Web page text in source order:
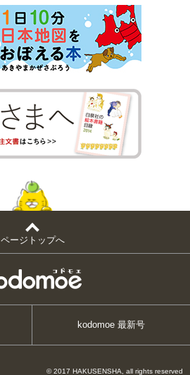
ページトップへ
kodomoe 最新号
© 2017 HAKUSENSHA, all rights reserved